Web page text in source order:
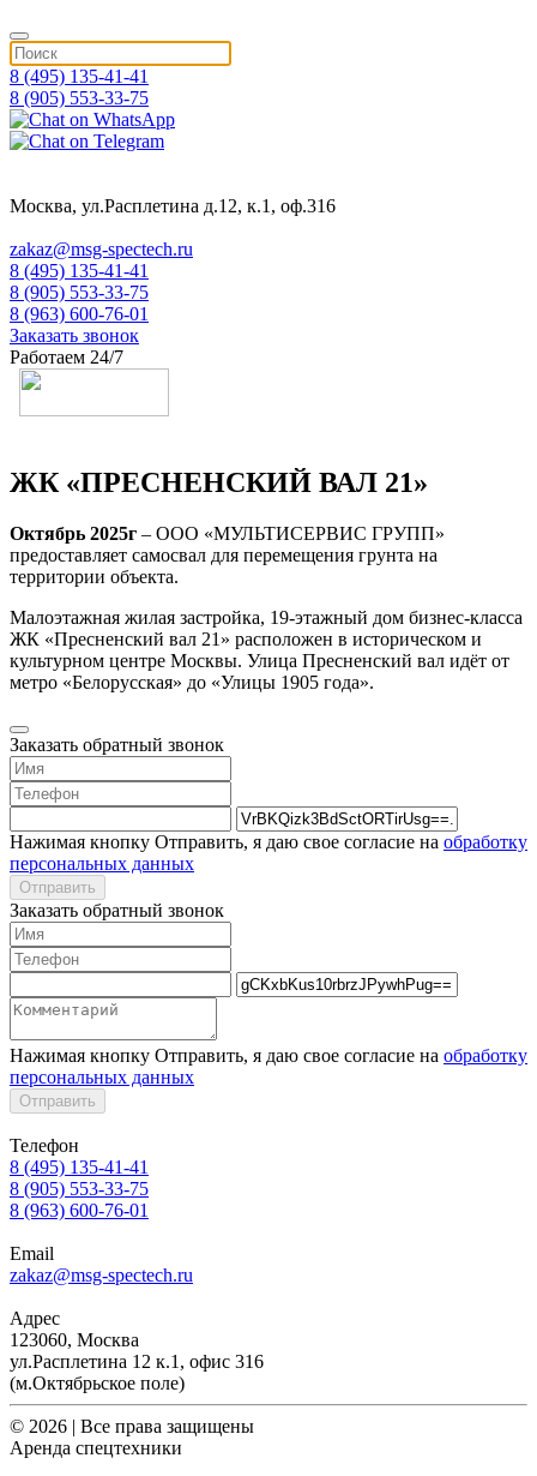
8 (495) 135-41-41
8 (905) 553-33-75
Москва, ул.Расплетина д.12, к.1, оф.316
zakaz@msg-spectech.ru
8 (495) 135-41-41
8 (905) 553-33-75
8 (963) 600-76-01
Заказать звонок
Работаем 24/7
ЖК «ПРЕСНЕНСКИЙ ВАЛ 21»
Октябрь 2025г – ООО «МУЛЬТИСЕРВИС ГРУПП»
предоставляет самосвал для перемещения грунта на
территории объекта.
Малоэтажная жилая застройка, 19-этажный дом бизнес-класса
ЖК «Пресненский вал 21» расположен в историческом и
культурном центре Москвы. Улица Пресненский вал идёт от
метро «Белорусская» до «Улицы 1905 года».
Заказать обратный звонок
Нажимая кнопку Отправить, я даю свое согласие на обработку
персональных данных
Отправить
Заказать обратный звонок
Нажимая кнопку Отправить, я даю свое согласие на обработку
персональных данных
Отправить
Телефон
8 (495) 135-41-41
8 (905) 553-33-75
8 (963) 600-76-01
Email
zakaz@msg-spectech.ru
Адрес
123060, Москва
ул.Расплетина 12 к.1, офис 316
(м.Октябрьское поле)
© 2026 | Все права защищены
Аренда спецтехники